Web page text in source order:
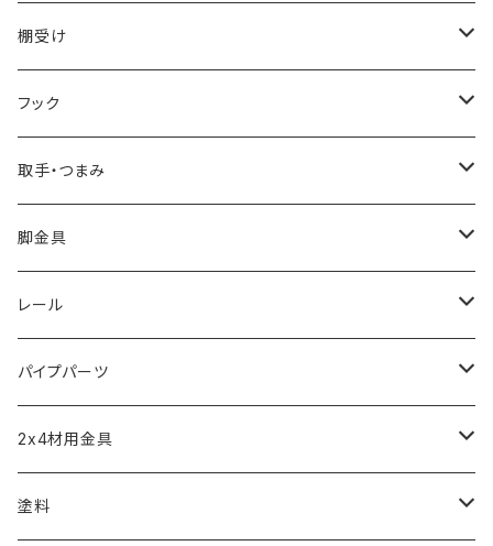
棚受け
ブレース棚受け
フック
ビス留め
取手・つまみ
取手
つまみ
脚金具
アジャスター
短めな脚金具
レール
モール
引き戸レール
パイプパーツ
パイプクランパー
2x4材用金具
ソーホースブラケット
塗料